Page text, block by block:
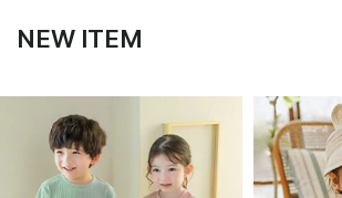
NEW ITEM